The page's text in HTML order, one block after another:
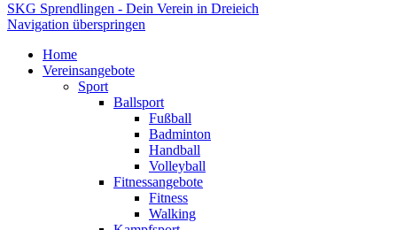
SKG Sprendlingen - Dein Verein in Dreieich
Navigation überspringen
Home
Vereinsangebote
Sport
Ballsport
Fußball
Badminton
Handball
Volleyball
Fitnessangebote
Fitness
Walking